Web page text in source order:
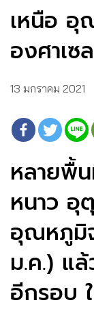
เหนือ
องศาเซ
13 มกราคม 2021
หลายพื้
หนาว อุ
อุณหภูมิ
ม.ค.) แ
อีกรอบ